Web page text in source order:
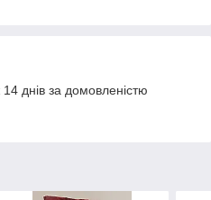
днів за домовленістю